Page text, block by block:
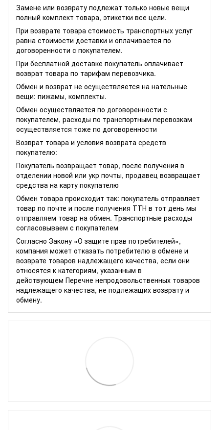
Замене или возврату подлежат только новые вещи
полный комплект товара, этикетки все цели.
При возврате товара стоимость транспортных услуг
равна стоимости доставки и оплачивается по
договоренности с покупателем.
При бесплатной доставке покупатель оплачивает
возврат товара по тарифам перевозчика.
Обмен и возврат не осуществляется на нательные
вещи: пижамы, комплекты.
Обмен осуществляется по договоренности с
покупателем, расходы по транспортным перевозкам
осуществляется тоже по договоренности
Возврат товара и условия возврата средств
покупателю:
Покупатель возвращает товар, после получения в
отделении новой или укр почты, продавец возвращает
средства на карту покупателю
Обмен товара происходит так: покупатель отправляет
товар по почте и после получения ТТН в тот день мы
отправляем товар на обмен. Транспортные расходы
согласовываем с покупателем
Согласно Закону «О защите прав потребителей»,
компания может отказать потребителю в обмене и
возврате товаров надлежащего качества, если они
относятся к категориям, указанным в
действующем Перечне непродовольственных товаров
надлежащего качества, не подлежащих возврату и
обмену.